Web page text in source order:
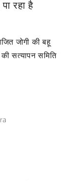
रहा है
जोगी की बहू
सत्यापन समिति